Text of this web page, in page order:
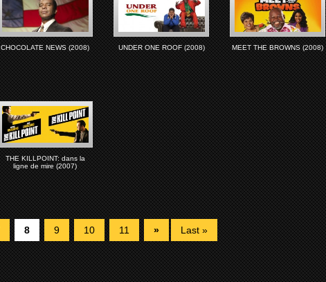
CHOCOLATE NEWS (2008) UNDER ONE ROOF (2008) MEET THE BROWNS (2008)
THE KILLPOINT: dans la
ligne de mire (2007)
8 9 10 11 » Last »